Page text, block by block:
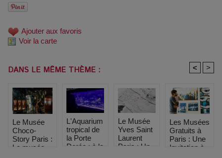
Ajouter aux favoris
Voir la carte
DANS LE MÊME THÈME : < >
Le Musée
Choco-
Story Paris :
Le musée
L'Aquarium
tropical de
la Porte
Dorée : à la
Le Musée
Yves Saint
Laurent
Paris : Un
Les Musées
Gratuits à
Paris : Une
Invitation à